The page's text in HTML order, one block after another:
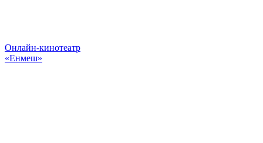
Онлайн-кинотеатр
«Енмеш»